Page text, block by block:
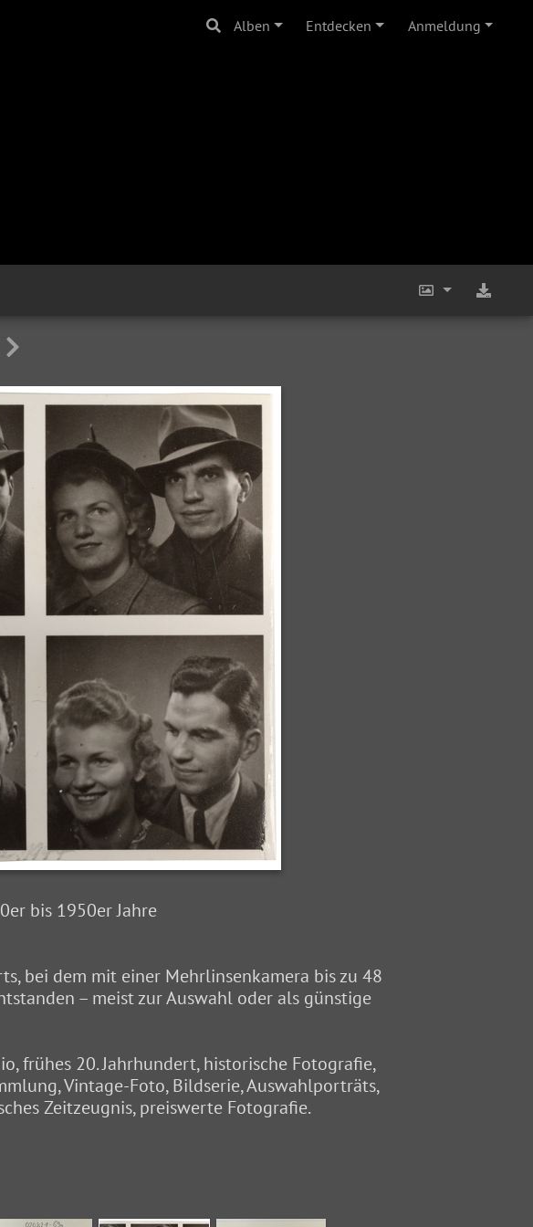
Alben Entdecken Anmeldung
bis 1950er Jahre
bei dem mit einer Mehrlinsenkamera bis zu 48
– meist zur Auswahl oder als günstige
frühes 20. Jahrhundert, historische Fotografie,
Vintage-Foto, Bildserie, Auswahlporträts,
Zeitzeugnis, preiswerte Fotografie.